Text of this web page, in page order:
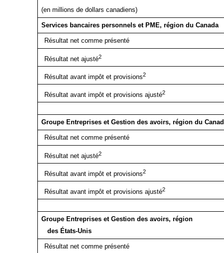
(en millions de dollars canadiens)
Services bancaires personnels et PME, région du Canada
Résultat net comme présenté
Résultat net ajusté2
Résultat avant impôt et provisions2
Résultat avant impôt et provisions ajusté2
Groupe Entreprises et Gestion des avoirs, région du
Résultat net comme présenté
Résultat net ajusté2
Résultat avant impôt et provisions2
Résultat avant impôt et provisions ajusté2
Groupe Entreprises et Gestion des avoirs, région
des États‑Unis
Résultat net comme présenté